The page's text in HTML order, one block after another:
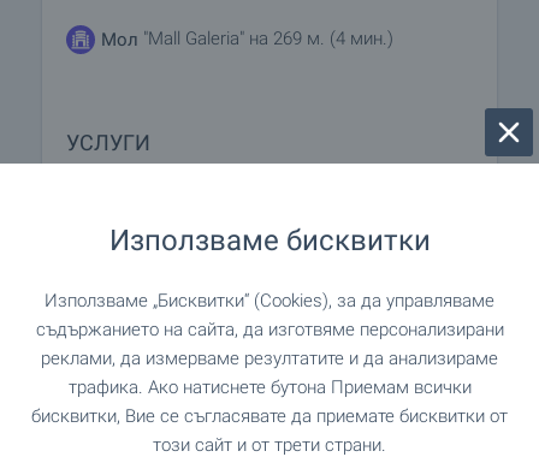
Мол "Mall Galeria" на 269 м. (4 мин.)
УСЛУГИ
Банкомат на 658 м. (8 мин.)
Аптека на 152 м. (2 мин.)
Използваме бисквитки
Използваме „Бисквитки“ (Cookies), за да управляваме
съдържанието на сайта, да изготвяме персонализирани
реклами, да измерваме резултатите и да анализираме
трафика. Ако натиснете бутона Приемам всички
бисквитки, Вие се съгласявате да приемате бисквитки от
този сайт и от трети страни.